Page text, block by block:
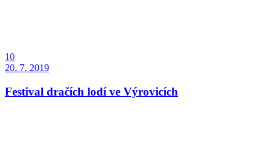
10
20. 7. 2019
Festival dračích lodí ve Výrovicích